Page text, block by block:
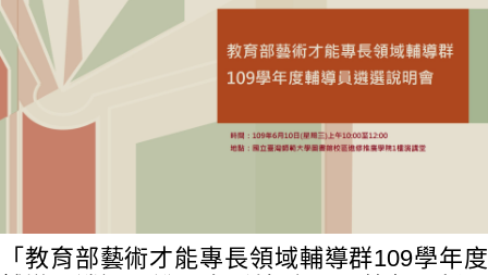
「教育部藝術才能專長領域輔導群109學年度